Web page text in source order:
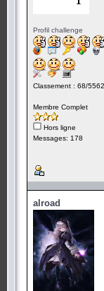
Profil challenge
Classement : 68/
Membre Complet
Hors ligne
Messages: 178
alroad